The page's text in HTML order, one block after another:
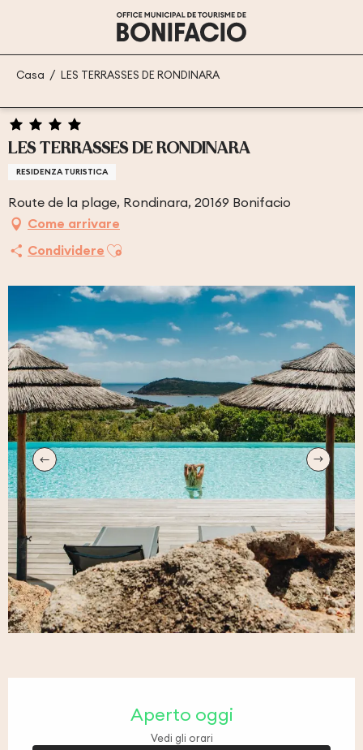
principal
Casa LES TERRASSES DE RONDINARA
LES TERRASSES DE RONDINARA
RESIDENZA TURISTICA
Route de la plage, Rondinara, 20169 Bonifacio
Come arrivare
Condividere Ajouter aux favoris
Aperto oggi
Vedi gli orari